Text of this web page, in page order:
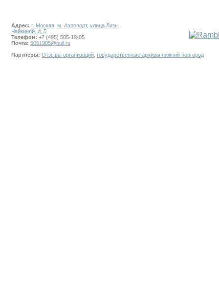
Адрес: г. Москва, м. Аэропорт, улица Лизы
Чайкиной, д. 5
Телефон: +7 (495) 505-19-05
Почта: 5051905@null.ru
Партнёры: Отзывы организаций государственные архивы нижний новгород